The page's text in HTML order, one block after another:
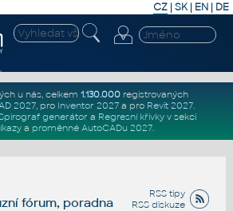
CZ | SK| EN | DE
u nás, celkem 1.130.000registrovaných
2027, pro Inventor 2027a pro Revit 2027.
generátor a Regresní křivkyv sekci
a proměnné AutoCADu 2027.
RSS tipy
RSS diskuze
fórum, poradna